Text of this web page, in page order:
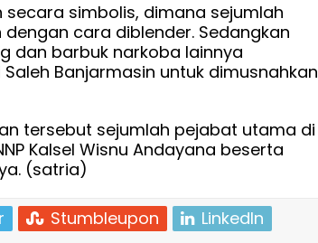
secara simbolis, dimana sejumlah
cara diblender. Sedangkan
dan barbuk narkoba lainnya
Banjarmasin untuk dimusnahkan
tersebut sejumlah pejabat utama di
Kalsel Wisnu Andayana beserta
(satria)
Stumbleupon
LinkedIn